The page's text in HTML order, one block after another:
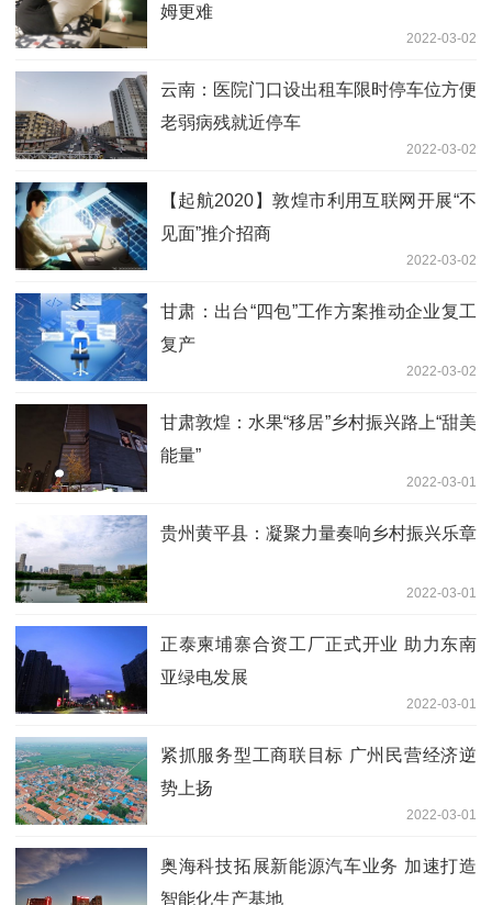
姆更难
2022-03-02
云南：医院门口设出租车限时停车位方便
老弱病残就近停车
2022-03-02
【起航2020】敦煌市利用互联网开展“不
见面”推介招商
2022-03-02
甘肃：出台“四包”工作方案推动企业复工
复产
2022-03-02
甘肃敦煌：水果“移居”乡村振兴路上“甜美
能量”
2022-03-01
贵州黄平县：凝聚力量奏响乡村振兴乐章
2022-03-01
正泰柬埔寨合资工厂正式开业 助力东南
亚绿电发展
2022-03-01
紧抓服务型工商联目标 广州民营经济逆
势上扬
2022-03-01
奥海科技拓展新能源汽车业务 加速打造
智能化生产基地